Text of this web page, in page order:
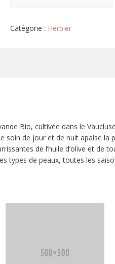
visage
Catégorie : Herbier
Bio, cultivée dans le
soin de jour et de nuit apaise
de l’huile d’olive et de
types de peaux, toutes les